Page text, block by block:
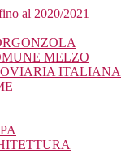
al 2020/2021
MELZO
ITALIANA